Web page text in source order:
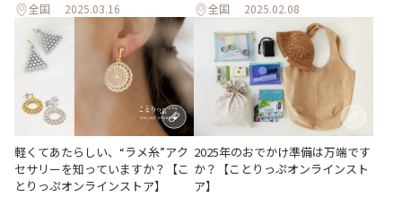
全国 2025.03.16 全国 2025.02.08
軽くてあたらしい、“ラメ糸”アク
セサリーを知っていますか？【こ
とりっぷオンラインストア】
2025年のおでかけ準備は万端です
か？【ことりっぷオンラインスト
ア】